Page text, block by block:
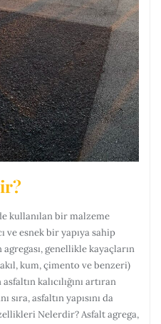
kullanılan bir malzeme
ve esnek bir yapıya sahip
agregası, genellikle kayaçların
kum, çimento ve benzeri)
kalıcılığını artıran
sıra, asfaltın yapısını da
Nelerdir? Asfalt agrega,